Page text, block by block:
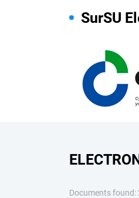
SurSU
Documents found: